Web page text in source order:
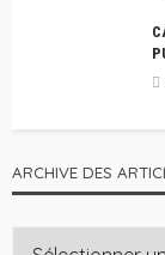
ARCHIVE DES